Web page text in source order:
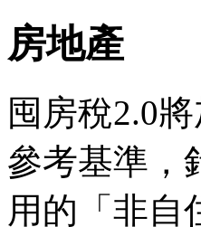
房地產
囤房稅2.0
參考基準，
用的「非自